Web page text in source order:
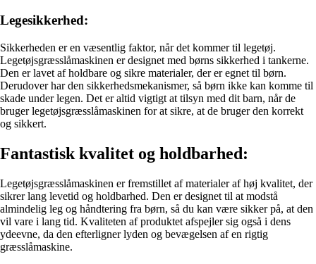
Legesikkerhed:
Sikkerheden er en væsentlig faktor, når det kommer til legetøj.
Legetøjsgræsslåmaskinen er designet med børns sikkerhed i tankerne.
Den er lavet af holdbare og sikre materialer, der er egnet til børn.
Derudover har den sikkerhedsmekanismer, så børn ikke kan komme til
skade under legen. Det er altid vigtigt at tilsyn med dit barn, når de
bruger legetøjsgræsslåmaskinen for at sikre, at de bruger den korrekt
og sikkert.
Fantastisk kvalitet og holdbarhed:
Legetøjsgræsslåmaskinen er fremstillet af materialer af høj kvalitet, der
sikrer lang levetid og holdbarhed. Den er designet til at modstå
almindelig leg og håndtering fra børn, så du kan være sikker på, at den
vil vare i lang tid. Kvaliteten af ​​produktet afspejler sig også i dens
ydeevne, da den efterligner lyden og bevægelsen af ​​en rigtig
græsslåmaskine.